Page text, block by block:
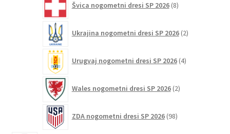
Švica nogometni dresi SP 2026 8izdelkov
Ukrajina nogometni dresi SP 2026 2izdelka
Urugvaj nogometni dresi SP 2026 4izdelki
Wales nogometni dresi SP 2026 2izdelka
ZDA nogometni dresi SP 2026 98izdelkov